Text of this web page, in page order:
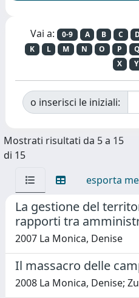
Vai a: 0-9 A B C
K
L M N O P Q
X
Y
o inserisci le iniziali:
Mostrati risultati da 5 a 15
di 15
esporta
La gestione del
rapporti tra
2007 La Monica, Denise
Il massacro delle
2008 La Monica, Denise;